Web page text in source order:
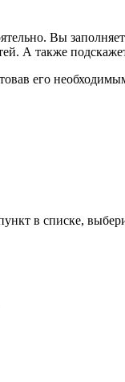
Вы
А также
его
в списке,